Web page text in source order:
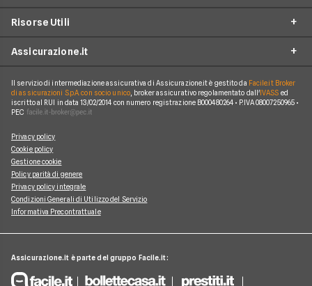
Assicurazione Ciclomotore
Assicurazione Casa
Polizza Vita
Polizza Animali Domestici
Assicurazione Mutuo
Allianz Direct
Prima.it
Linear
Genertel
Genialclick
Quixa
Tutte le compagnie e gli intermediari
Infortuni conducente
Tutela legale
Eventi atmosferici e naturali
Tutte le garanzie accessorie
Risorse Utili
Guide
Glossario
Blog
Osservatorio RC Auto
Osservatorio RC Moto
Assicurazione.it
Chi Siamo
Come funziona Assicurazione.it
Reclami
Lavora con Noi
Mappa del Sito
Il servizio di intermediazione assicurativa di Assicurazione.it è gestito da Facile.it Broker
di assicurazioni S.p.A. con socio unico, broker assicurativo regolamentato dall'IVASS ed
iscritto al RUI in data 13/02/2014 con numero registrazione B000480264 • P.IVA 08007250965 •
PEC
Privacy policy
Cookie policy
Gestione cookie
Policy parità di genere
Privacy policy integrale
Condizioni Generali di Utilizzo del Servizio
Informativa Precontrattuale
Assicurazione.it è parte del gruppo Facile.it: